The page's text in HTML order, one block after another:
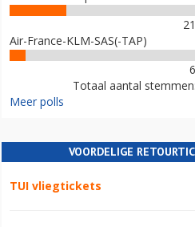
Air-France-KLM-SAS(-TAP)
Totaal aantal
Meer polls
VOORDELIGE
TUI vliegtickets